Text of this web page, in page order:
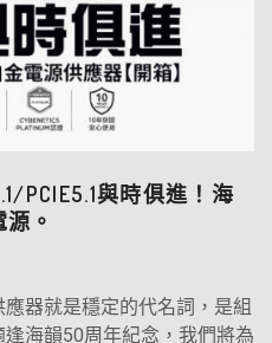
PCIE5.1與時俱進！海
。
器就是穩定的代名詞，是組
海韻50周年紀念，我們將為